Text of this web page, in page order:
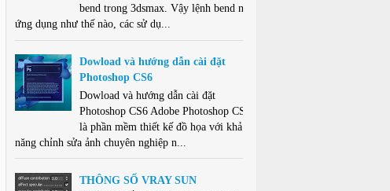
bend trong 3dsmax. Vậy lệnh bend này
ứng dụng như thế nào, các sử dụ...
Dowload và hướng dẫn cài đặt
Photoshop CS6
Dowload và hướng dẫn cài đặt
Photoshop CS6 Adobe Photoshop CS6
là phần mềm thiết kế đồ họa với khả
năng chỉnh sửa ảnh chuyên nghiệp n...
THÔNG SỐ VRAY SUN